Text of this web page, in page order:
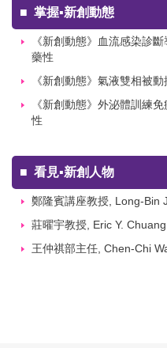
■ 掌握▪新創動態
《新創動態》血流感染診
藥性
《新創動態》氣液雙相被
《新創動態》外泌體訓練
性
■ 看見▪新創人物
鄭隆賓講座教授, Long-Bin
莊曜宇教授, Eric Y.
王仲祺部主任, Chen-Chi